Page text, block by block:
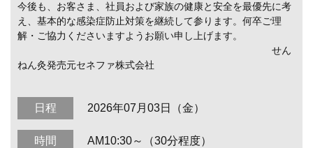
今後も、お客さま、社員および家族の健康と安全を最優先に考
え、基本的な感染症防止対策を継続して参ります。何卒ご理
解・ご協力くださいますようお願い申し上げます。
せん
ねん灸発売元セネファ株式会社
日程 2026年07月03日（金）
時間 AM10:30～（30分程度）